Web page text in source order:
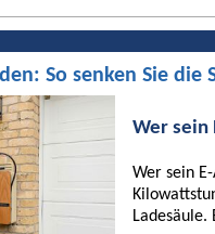
So senken Sie
Wer sein
Wer sein
Ladesäule.